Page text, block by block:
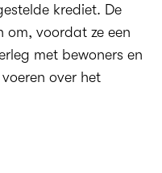
krediet. De
om, voordat ze een
met bewoners en
over het